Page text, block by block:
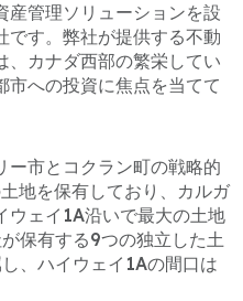
産管理ソリューションを設
です。弊社が提供する不動
、カナダ西部の繁栄してい
市への投資に焦点を当てて
ー市とコクラン町の戦略的
地を保有しており、カルガ
ウェイ1A沿いで最大の土地
保有する9つの独立した土
、ハイウェイ1Aの間口は